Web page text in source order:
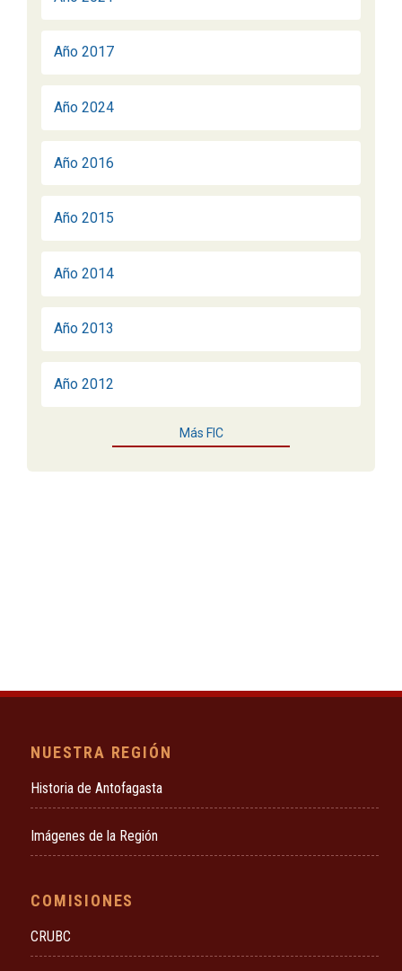
Año 2017
Año 2024
Año 2016
Año 2015
Año 2014
Año 2013
Año 2012
Más FIC
NUESTRA REGIÓN
Historia de Antofagasta
Imágenes de la Región
COMISIONES
CRUBC